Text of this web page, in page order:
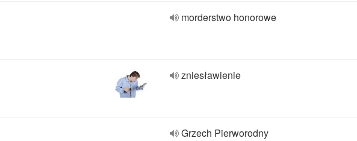
morderstwo honorowe
zniesławienie
Grzech Pierworodny